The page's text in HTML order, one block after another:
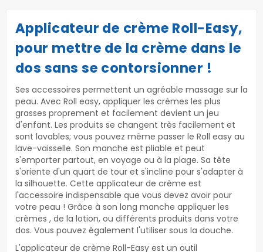
Applicateur de crème Roll-Easy,
pour mettre de la crème dans le
dos sans se contorsionner !
Ses accessoires permettent un agréable massage sur la
peau. Avec Roll easy, appliquer les crèmes les plus
grasses proprement et facilement devient un jeu
d'enfant. Les produits se changent très facilement et
sont lavables; vous pouvez même passer le Roll easy au
lave-vaisselle. Son manche est pliable et peut
s'emporter partout, en voyage ou à la plage. Sa tête
s'oriente d'un quart de tour et s'incline pour s'adapter à
la silhouette. Cette applicateur de crème est
l'accessoire indispensable que vous devez avoir pour
votre peau ! Grâce à son long manche appliquer les
crèmes , de la lotion, ou différents produits dans votre
dos. Vous pouvez également l'utiliser sous la douche.
L'applicateur de crème Roll-Easy est un outil